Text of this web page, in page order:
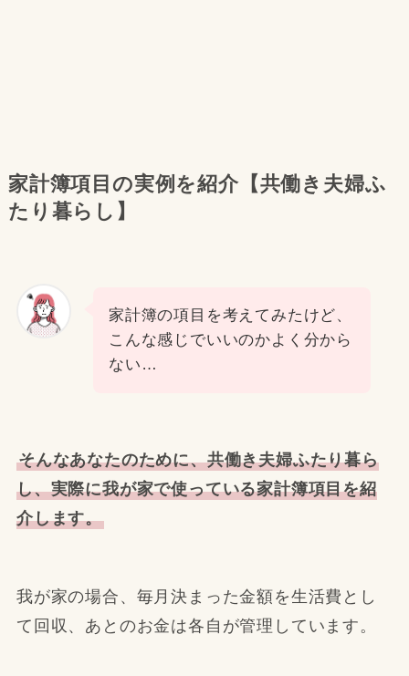
家計簿項目の実例を紹介【共働き夫婦ふ
たり暮らし】
家計簿の項目を考えてみたけど、
こんな感じでいいのかよく分から
ない…
そんなあなたのために、共働き夫婦ふたり暮ら
し、実際に我が家で使っている家計簿項目を紹
介します。
我が家の場合、毎月決まった金額を生活費とし
て回収、あとのお金は各自が管理しています。